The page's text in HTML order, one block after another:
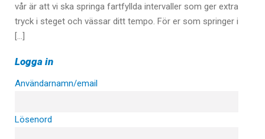
vår är att vi ska springa fartfyllda intervaller som ger extra
tryck i steget och vässar ditt tempo. För er som springer i
[…]
Logga in
Användarnamn/email
Lösenord